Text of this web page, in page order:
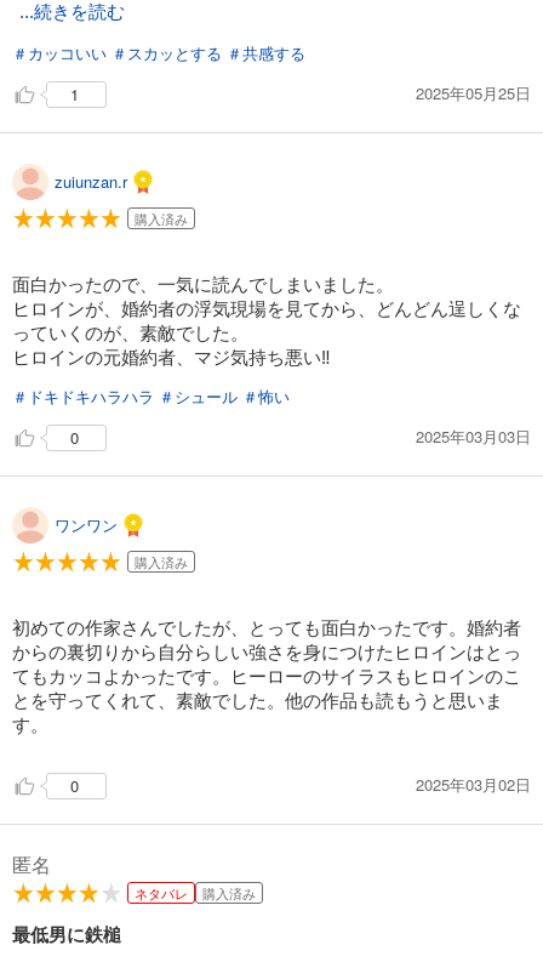
...続きを読む
＃カッコいい ＃スカッとする ＃共感する
1
2025年05月25日
zuiunzan.r
購入済み
面白かったので、一気に読んでしまいました。
ヒロインが、婚約者の浮気現場を見てから、どんどん逞しくな
っていくのが、素敵でした。
ヒロインの元婚約者、マジ気持ち悪い‼️
＃ドキドキハラハラ ＃シュール ＃怖い
0
2025年03月03日
ワンワン
購入済み
初めての作家さんでしたが、とっても面白かったです。婚約者
からの裏切りから自分らしい強さを身につけたヒロインはとっ
てもカッコよかったです。ヒーローのサイラスもヒロインのこ
とを守ってくれて、素敵でした。他の作品も読もうと思いま
す。
0 2025年03月02日
匿名
ネタバレ 購入済み
最低男に鉄槌